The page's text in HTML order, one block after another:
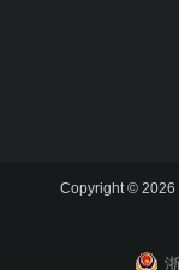
Copyright © 2026